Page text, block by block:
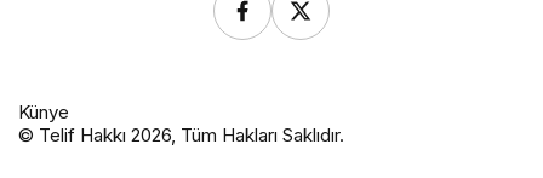
Künye
© Telif Hakkı 2026, Tüm Hakları Saklıdır.